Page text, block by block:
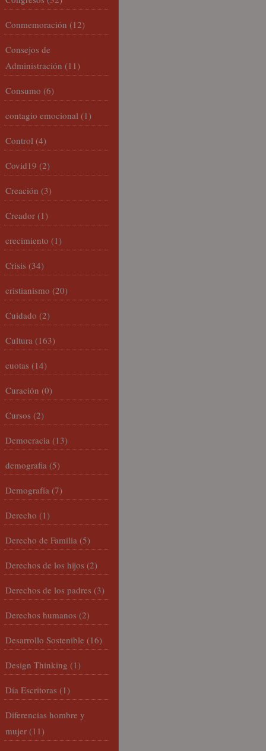
Conmemoración (12)
Consejos de
Administración (11)
Consumo (6)
contagio emocional (1)
Control (4)
Covid19 (2)
Creación (3)
Creador (1)
crecimiento (1)
Crisis (34)
cristianismo (20)
Cuidado (2)
Cultura (163)
cuotas (14)
Curación (0)
Cursos (2)
Democracia (13)
demografia (5)
Demografía (7)
Derecho (1)
Derecho de Familia (5)
Derechos de los hijos (2)
Derechos de los padres (3)
Derechos humanos (2)
Desarrollo Sostenible (16)
Design Thinking (1)
Día Escritoras (1)
Diferencias hombre y
mujer (11)